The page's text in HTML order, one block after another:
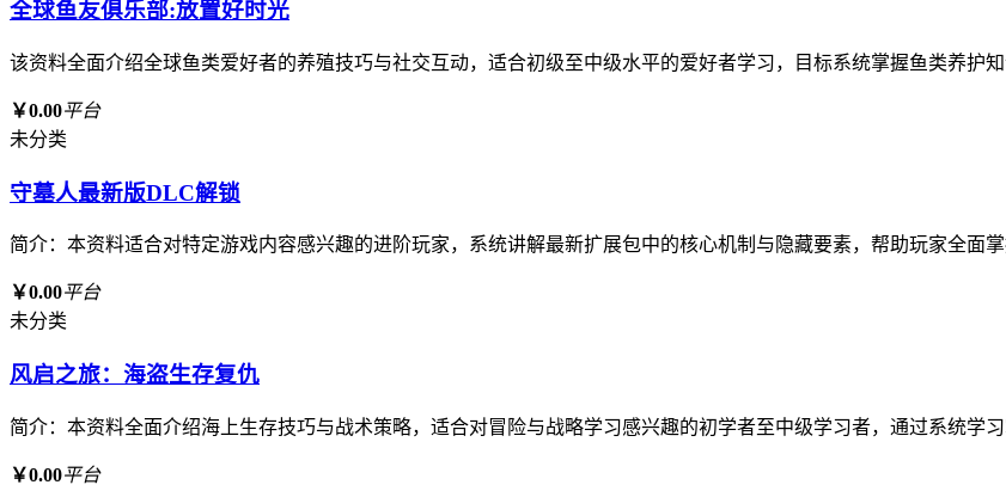
全球鱼友俱乐部:放置好时光
该资料全面介绍全球鱼类爱好者的养殖技巧与社交互动，适合初级至中级水平的爱好者学习，目标系统掌握鱼类养护
￥0.00平台
未分类
守墓人最新版DLC解锁
简介：本资料适合对特定游戏内容感兴趣的进阶玩家，系统讲解最新扩展包中的核心机制与隐藏要素，帮助玩家全面
￥0.00平台
未分类
风启之旅：海盗生存复仇
简介：本资料全面介绍海上生存技巧与战术策略，适合对冒险与战略学习感兴趣的初学者至中级学习者，通过系统学
￥0.00平台